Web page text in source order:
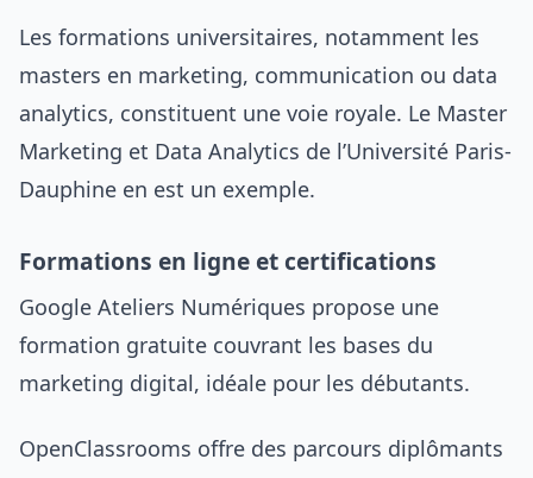
Les formations universitaires, notamment les
masters en marketing, communication ou data
analytics, constituent une voie royale. Le Master
Marketing et Data Analytics de l’Université Paris-
Dauphine en est un exemple.
Formations en ligne et certifications
Google Ateliers Numériques propose une
formation gratuite couvrant les bases du
marketing digital, idéale pour les débutants.
OpenClassrooms offre des parcours diplômants